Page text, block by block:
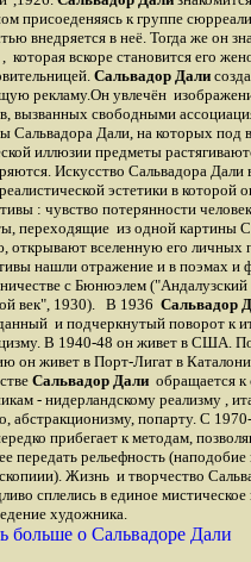
присоеденяясь к группе
внедряется в неё. Тогда же он
которая вскоре становится его
Сальвадор Дали
рекламу.Он увлечён
вызванных свободными
Сальвадора Дали, на которых под
иллюзии предметы
Искусство Сальвадора Дали
эстетики в которой
: чувство потерянности
переходящие из одной картины
открывают вселенную его личных
нашли отражение и в поэмах и
с Бюнюэлем ("Андалузский
век", 1930). В 1936 Сальвадор
и подчеркнутый поворот к
В 1940-48 он живет в США.
он живет в Порт-Лигат в
Сальвадор Дали обращается
- нидерландскому реализму ,
абстракционизму, попарту. С
прибегает к методам,
передать рельефность
Жизнь и творчество
сплелись в единое
художника.
больше о Сальвадоре Дали